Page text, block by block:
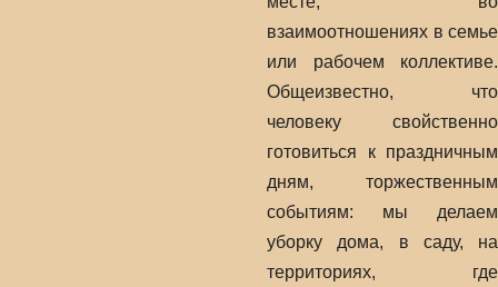
взаимоотношениях в семье
или рабочем коллективе.
Общеизвестно, что
человеку свойственно
готовиться к праздничным
дням, торжественным
событиям: мы делаем
уборку дома, в саду, на
территориях, где